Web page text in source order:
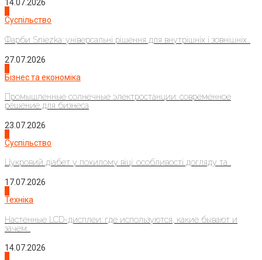
14.07.2026
Суспільство
Фарби Sniezka: універсальні рішення для внутрішніх і зовнішніх...
27.07.2026
Бізнес та економіка
Промышленные солнечные электростанции: современное
решение для бизнеса
23.07.2026
Суспільство
Цукровий діабет у похилому віці: особливості догляду та...
17.07.2026
Техніка
Настенные LCD-дисплеи: где используются, какие бывают и
зачем...
14.07.2026